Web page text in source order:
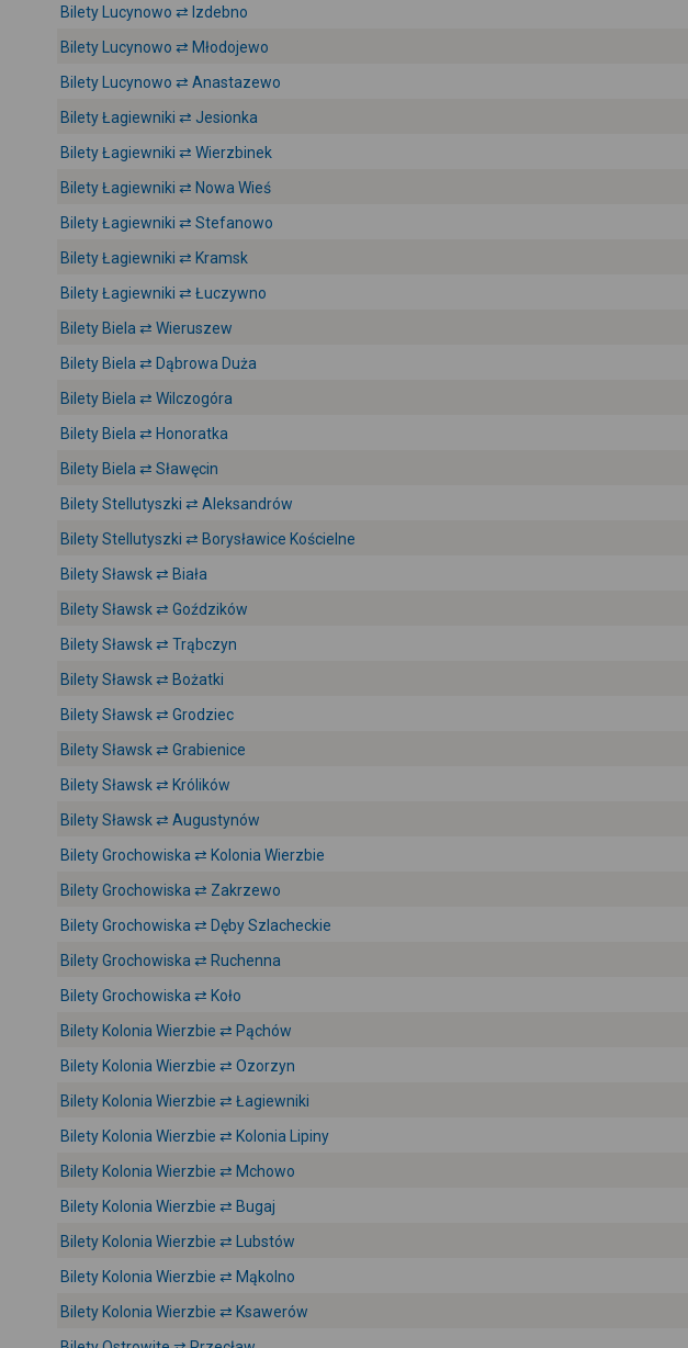
Bilety Lucynowo ⇄ Izdebno
Bilety Lucynowo ⇄ Młodojewo
Bilety Lucynowo ⇄ Anastazewo
Bilety Łagiewniki ⇄ Jesionka
Bilety Łagiewniki ⇄ Wierzbinek
Bilety Łagiewniki ⇄ Nowa Wieś
Bilety Łagiewniki ⇄ Stefanowo
Bilety Łagiewniki ⇄ Kramsk
Bilety Łagiewniki ⇄ Łuczywno
Bilety Biela ⇄ Wieruszew
Bilety Biela ⇄ Dąbrowa Duża
Bilety Biela ⇄ Wilczogóra
Bilety Biela ⇄ Honoratka
Bilety Biela ⇄ Sławęcin
Bilety Stellutyszki ⇄ Aleksandrów
Bilety Stellutyszki ⇄ Borysławice Kościelne
Bilety Sławsk ⇄ Biała
Bilety Sławsk ⇄ Goździków
Bilety Sławsk ⇄ Trąbczyn
Bilety Sławsk ⇄ Bożatki
Bilety Sławsk ⇄ Grodziec
Bilety Sławsk ⇄ Grabienice
Bilety Sławsk ⇄ Królików
Bilety Sławsk ⇄ Augustynów
Bilety Grochowiska ⇄ Kolonia Wierzbie
Bilety Grochowiska ⇄ Zakrzewo
Bilety Grochowiska ⇄ Dęby Szlacheckie
Bilety Grochowiska ⇄ Ruchenna
Bilety Grochowiska ⇄ Koło
Bilety Kolonia Wierzbie ⇄ Pąchów
Bilety Kolonia Wierzbie ⇄ Ozorzyn
Bilety Kolonia Wierzbie ⇄ Łagiewniki
Bilety Kolonia Wierzbie ⇄ Kolonia Lipiny
Bilety Kolonia Wierzbie ⇄ Mchowo
Bilety Kolonia Wierzbie ⇄ Bugaj
Bilety Kolonia Wierzbie ⇄ Lubstów
Bilety Kolonia Wierzbie ⇄ Mąkolno
Bilety Kolonia Wierzbie ⇄ Ksawerów